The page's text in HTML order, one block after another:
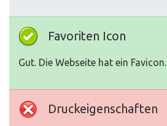
Favoriten Icon
Gut. Die Webseite hat ein Favicon.
Druckeigenschaften